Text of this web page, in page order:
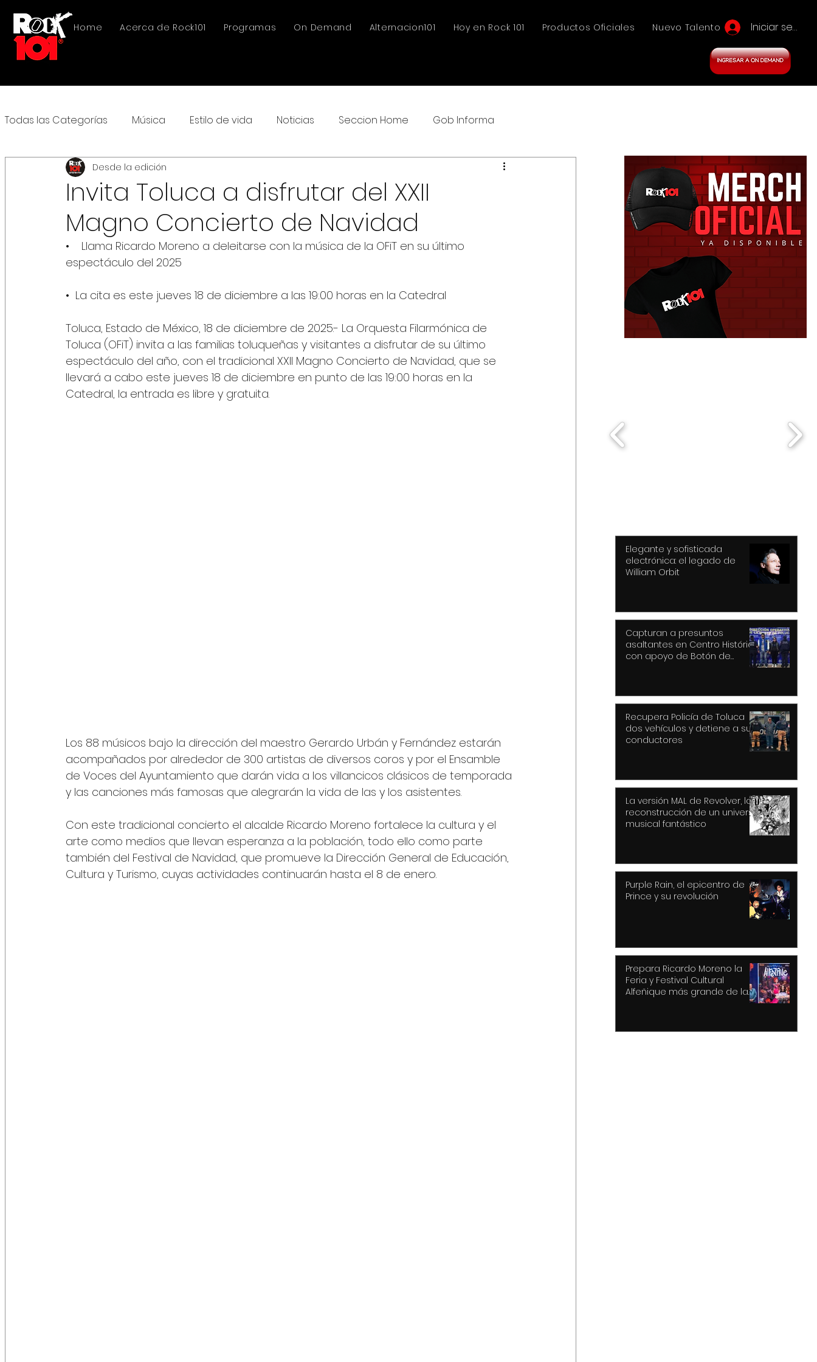
Home Acerca de Rock101 Programas On Demand Alternacion101 Hoy en Rock 101 Productos Oficiales Nuevo Talento Iniciar sesión
Todas las Categorías Música Estilo de vida Noticias Seccion Home Gob Informa
Invita Toluca a disfrutar del XXII
Magno Concierto de Navidad
Desde la edición
•    Llama Ricardo Moreno a deleitarse con la música de la OFiT en su último
espectáculo del 2025
•  La cita es este jueves 18 de diciembre a las 19:00 horas en la Catedral
Toluca, Estado de México, 18 de diciembre de 2025.- La Orquesta Filarmónica de
Toluca (OFiT) invita a las familias toluqueñas y visitantes a disfrutar de su último
espectáculo del año, con el tradicional XXII Magno Concierto de Navidad, que se
llevará a cabo este jueves 18 de diciembre en punto de las 19:00 horas en la
Catedral, la entrada es libre y gratuita.
Los 88 músicos bajo la dirección del maestro Gerardo Urbán y Fernández estarán
acompañados por alrededor de 300 artistas de diversos coros y por el Ensamble
de Voces del Ayuntamiento que darán vida a los villancicos clásicos de temporada
y las canciones más famosas que alegrarán la vida de las y los asistentes.
Con este tradicional concierto el alcalde Ricardo Moreno fortalece la cultura y el
arte como medios que llevan esperanza a la población, todo ello como parte
también del Festival de Navidad, que promueve la Dirección General de Educación,
Cultura y Turismo, cuyas actividades continuarán hasta el 8 de enero.
Elegante y sofisticada
electrónica: el legado de
William Orbit
Capturan a presuntos
asaltantes en Centro Histórico
con apoyo de Botón de
Recupera Policía de Toluca
dos vehículos y detiene a sus
conductores
La versión MAL de Revolver, la
reconstrucción de un universo
musical fantástico
Purple Rain, el epicentro de
Prince y su revolución
Prepara Ricardo Moreno la
Feria y Festival Cultural
Alfeñique más grande de la